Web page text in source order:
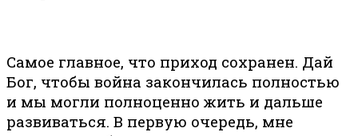
Самое главное, что приход сохранен. Дай
Бог, чтобы война закончилась полностью
и мы могли полноценно жить и дальше
развиваться. В первую очередь, мне